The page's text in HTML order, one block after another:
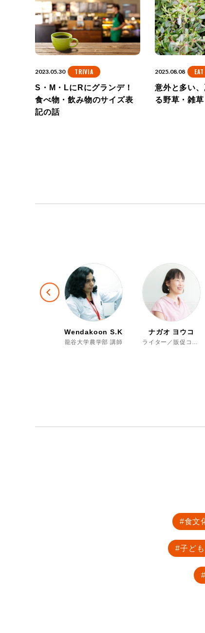
2023.05.30
TRIVIA
S・M・LにRにグランデ！
食べ物・飲み物のサイズ表
記の話
2025.08.08
意外と多い
る野草・雑草
Previous
Wendakoon S.K.
龍谷大学農学部 講師
ナガオ ヨウコ
食文
子ども